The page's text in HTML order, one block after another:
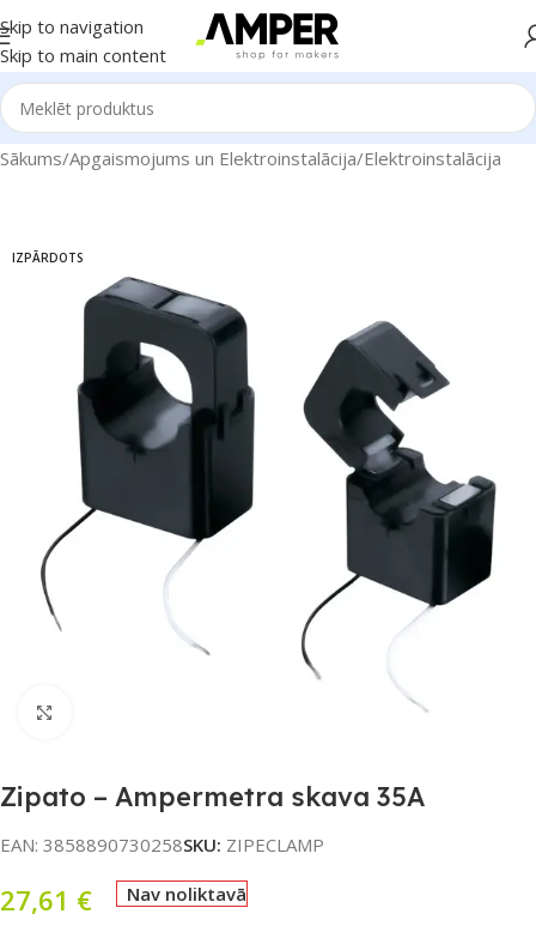
Skip to navigation
Skip to main content
Sākums/Apgaismojums un Elektroinstalācija/Elektroinstalācija
IZPĀRDOTS
Zipato – Ampermetra skava 35A
EAN: 3858890730258SKU: ZIPECLAMP
27,61 € Nav noliktavā